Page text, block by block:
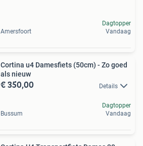
Amersfoort
Dagtopper
Vandaag
Cortina u4 Damesfiets (50cm) - Zo goed
als nieuw
€ 350,00 Details
Bussum
Dagtopper
Vandaag